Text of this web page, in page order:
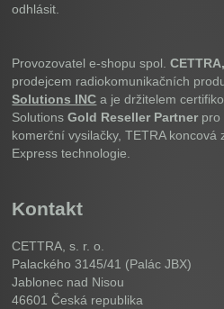
odhlásit.
Provozovatel e-shopu spol.
prodejcem radiokomunikačních
Solutions INC a je držitelem
SolutionsGold Reseller Partner pro
komerční vysilačky, TETRA koncová
Express technologie.
Kontakt
CETTRA, s. r. o.
Palackého 3145/41 (Palác JBX)
Jablonec nad Nisou
46601Česká republika